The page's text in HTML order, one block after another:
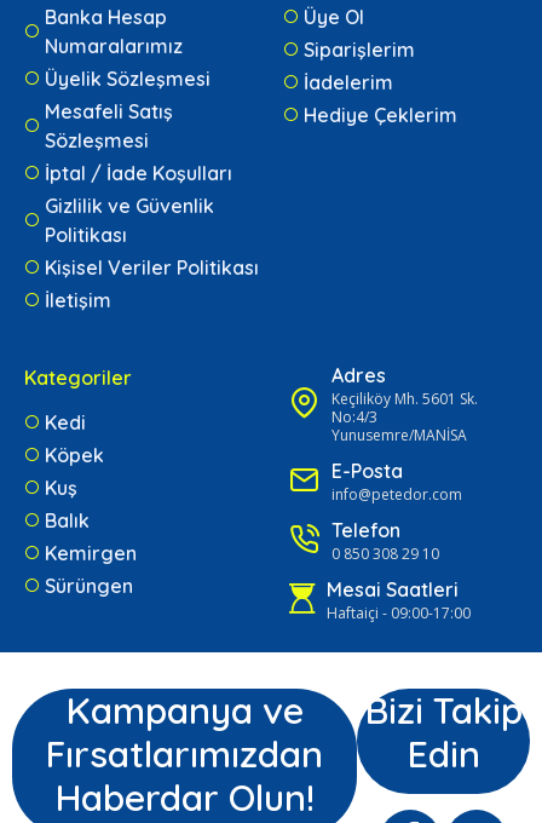
Banka Hesap
Numaralarımız
Üyelik Sözleşmesi
Mesafeli Satış
Sözleşmesi
İptal / İade Koşulları
Gizlilik ve Güvenlik
Politikası
Kişisel Veriler Politikası
İletişim
Üye Ol
Siparişlerim
İadelerim
Hediye Çeklerim
Kategoriler
Kedi
Köpek
Kuş
Balık
Kemirgen
Sürüngen
Adres
Keçiliköy Mh. 5601 Sk.
No:4/3
Yunusemre/MANİSA
E-Posta
info@petedor.com
Telefon
0 850 308 29 10
Mesai Saatleri
Haftaiçi - 09:00-17:00
Kampanya ve
Fırsatlarımızdan
Haberdar Olun!
Bizi Takip
Edin